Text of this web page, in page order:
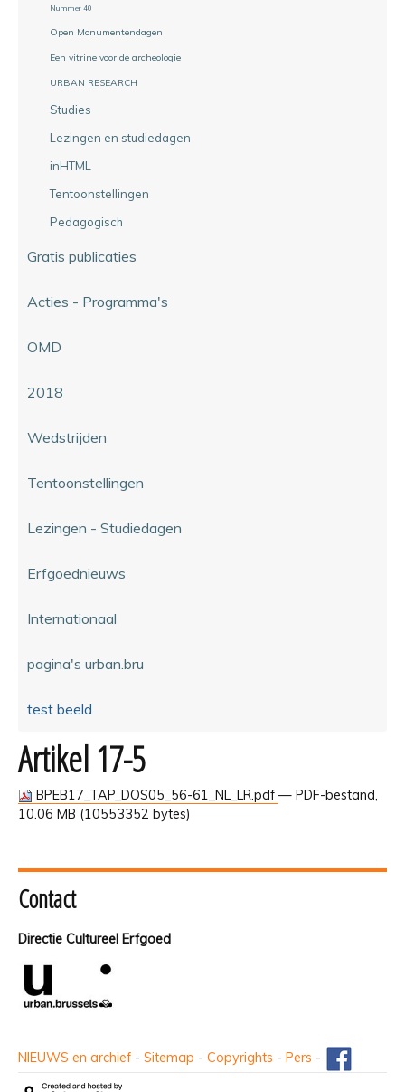
Nummer 40
Open Monumentendagen
Een vitrine voor de archeologie
URBAN RESEARCH
Studies
Lezingen en studiedagen
inHTML
Tentoonstellingen
Pedagogisch
Gratis publicaties
Acties - Programma's
OMD
2018
Wedstrijden
Tentoonstellingen
Lezingen - Studiedagen
Erfgoednieuws
Internationaal
pagina's urban.bru
test beeld
Artikel 17-5
BPEB17_TAP_DOS05_56-61_NL_LR.pdf — PDF-bestand,
10.06 MB (10553352 bytes)
Contact
Directie Cultureel Erfgoed
NIEUWS en archief - Sitemap - Copyrights - Pers -